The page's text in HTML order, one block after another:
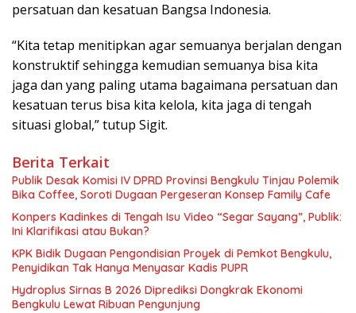
persatuan dan kesatuan Bangsa Indonesia.
“Kita tetap menitipkan agar semuanya berjalan dengan
konstruktif sehingga kemudian semuanya bisa kita
jaga dan yang paling utama bagaimana persatuan dan
kesatuan terus bisa kita kelola, kita jaga di tengah
situasi global,” tutup Sigit.
Berita Terkait
Publik Desak Komisi IV DPRD Provinsi Bengkulu Tinjau Polemik
Bika Coffee, Soroti Dugaan Pergeseran Konsep Family Cafe
Konpers Kadinkes di Tengah Isu Video “Segar Sayang”, Publik:
Ini Klarifikasi atau Bukan?
KPK Bidik Dugaan Pengondisian Proyek di Pemkot Bengkulu,
Penyidikan Tak Hanya Menyasar Kadis PUPR
Hydroplus Sirnas B 2026 Diprediksi Dongkrak Ekonomi
Bengkulu Lewat Ribuan Pengunjung